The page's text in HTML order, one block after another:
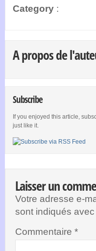
Category :
A propos de
Subscribe
If you enjoyed this article,
just like it.
Laisser un
Votre adresse e-
sont indiqués avec
Commentaire *